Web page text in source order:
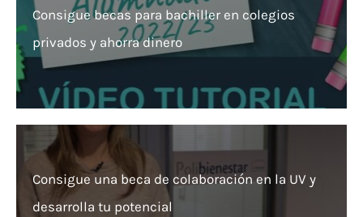
Consigue becas para bachiller en colegios
privados y ahorra dinero
Consigue una beca de colaboración en la UV y
desarrolla tu potencial